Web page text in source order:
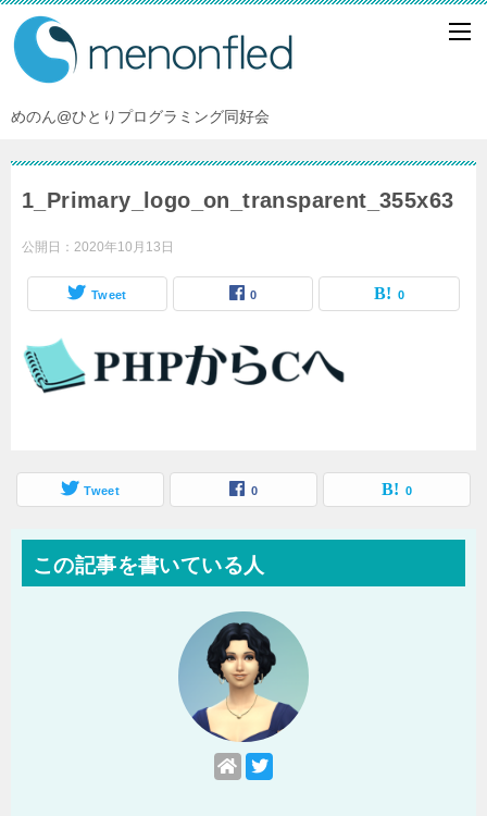
めのん@ひとりプログラミング同好会
1_Primary_logo_on_transparent_355x63
公開日： 2020年10月13日
Tweet 0 0
Tweet 0 0
この記事を書いている人